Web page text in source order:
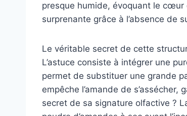
presque humide, évoquant le cœur
surprenante grâce à l’absence de
Le véritable secret de cette
L’astuce consiste à intégrer une
permet de substituer une grande
empêche l’amande de
secret de sa signature olfactive ?